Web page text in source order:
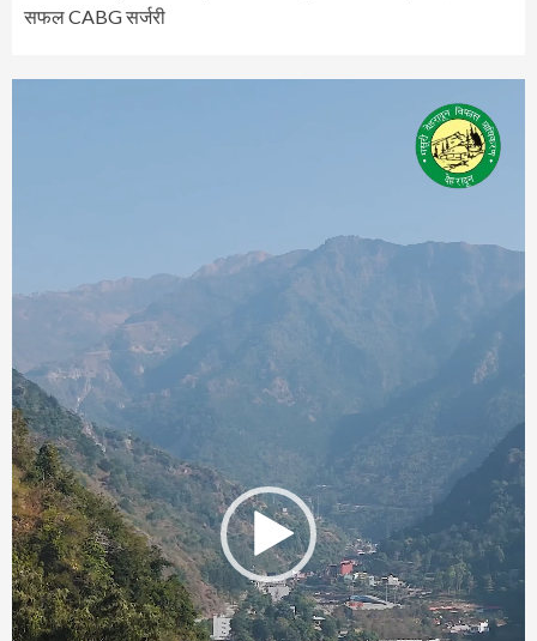
सफल CABG सर्जरी